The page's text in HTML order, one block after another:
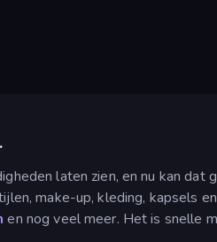
laten zien, en nu kan
make-up, kleding, kapsels
en nog veel meer. Het is snelle